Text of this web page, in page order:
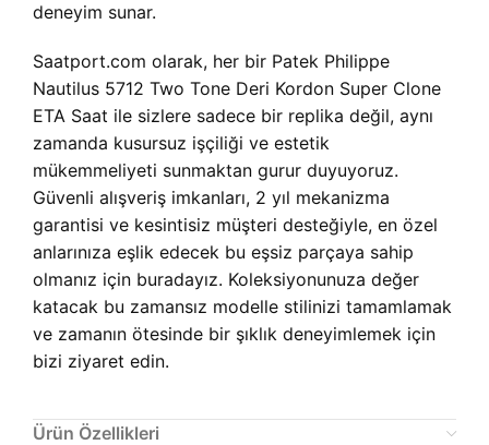
deneyim sunar.
Saatport.com olarak, her bir Patek Philippe
Nautilus 5712 Two Tone Deri Kordon Super Clone
ETA Saat ile sizlere sadece bir replika değil, aynı
zamanda kusursuz işçiliği ve estetik
mükemmeliyeti sunmaktan gurur duyuyoruz.
Güvenli alışveriş imkanları, 2 yıl mekanizma
garantisi ve kesintisiz müşteri desteğiyle, en özel
anlarınıza eşlik edecek bu eşsiz parçaya sahip
olmanız için buradayız. Koleksiyonunuza değer
katacak bu zamansız modelle stilinizi tamamlamak
ve zamanın ötesinde bir şıklık deneyimlemek için
bizi ziyaret edin.
Ürün Özellikleri